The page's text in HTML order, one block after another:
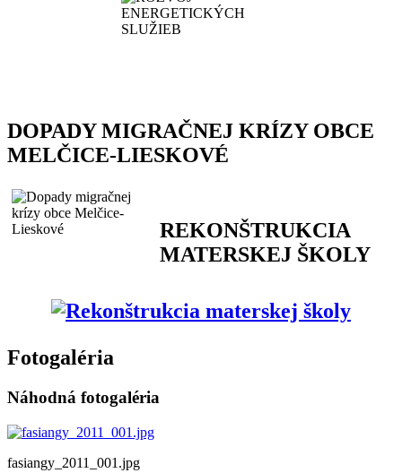
DOPADY MIGRAČNEJ KRÍZY OBCE
MELČICE-LIESKOVÉ
REKONŠTRUKCIA
MATERSKEJ ŠKOLY
Fotogaléria
Náhodná fotogaléria
fasiangy_2011_001.jpg